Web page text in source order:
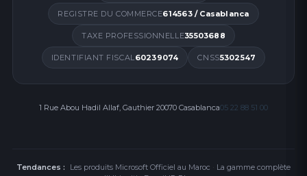
REGISTRE DU COMMERCE614563 / Casablanca
TAXE PROFESSIONNELLE35503688
IDENTIFIANT FISCAL60239074 CNSS5302547
1 Rue Abou Hadil Allaf, Gauthier 20070 Casablanca05 22 88 51 00
Tendances : Les produits Microsoft Officiel au Maroc · La gamme complète